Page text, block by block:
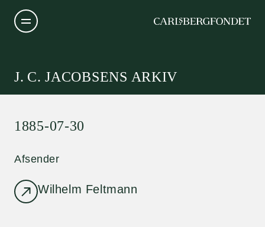
J. C. JACOBSENS ARKIV
1885-07-30
Afsender
Wilhelm Feltmann